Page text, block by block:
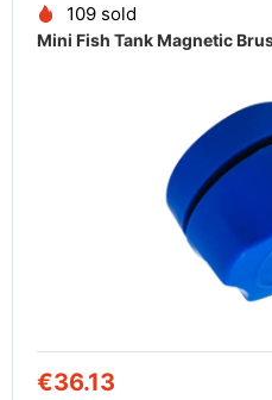
109 sold
€36.13